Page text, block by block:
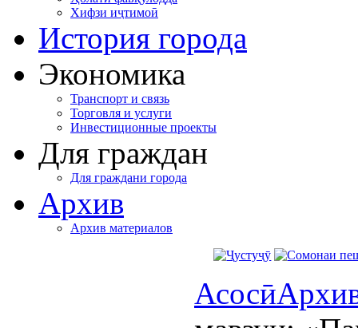
Хифзи иҷтимоӣ
История города
Экономика
Транспорт и связь
Торговля и услуги
Инвестиционные проекты
Для граждан
Для граждани города
Архив
Архив материалов
Асосӣ